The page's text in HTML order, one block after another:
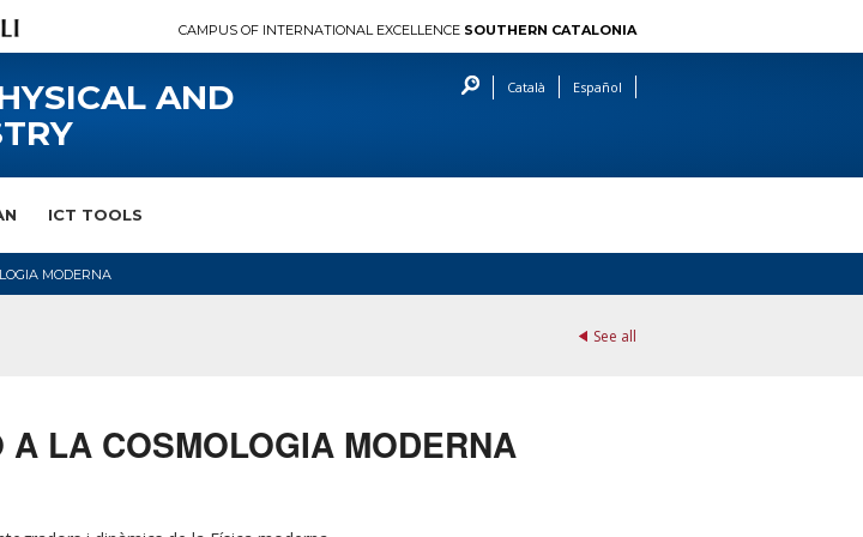
CAMPUS OF INTERNATIONAL EXCELLENCE SOUTHERN CATALONIA
AND
Català Español
ICT TOOLS
MODERNA
See all
LA COSMOLOGIA MODERNA